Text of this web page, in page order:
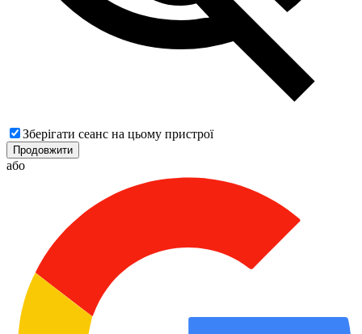
Зберігати сеанс на цьому пристрої
Продовжити
або